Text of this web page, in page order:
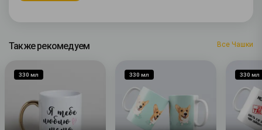
Также рекомедуем Все Чашки
330 мл 330 мл 330 мл